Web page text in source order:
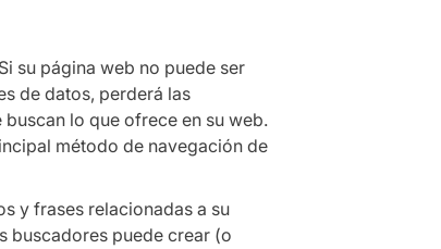
su página web no puede ser
de datos, perderá las
lo que ofrece en su web.
método de navegación de
y frases relacionadas a su
buscadores puede crear (o